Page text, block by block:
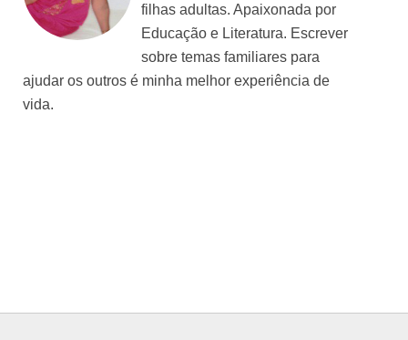
filhas adultas. Apaixonada por
Educação e Literatura. Escrever
sobre temas familiares para
ajudar os outros é minha melhor experiência de
vida.